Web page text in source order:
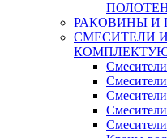
РАКОВИНЫ И
СМЕСИТЕЛИ И